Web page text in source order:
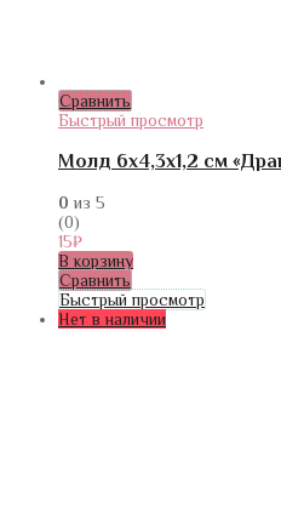
Сравнить
Быстрый просмотр
Молд 6х4,3х1,2 см
0 из 5
(0)
15₽
В корзину
Сравнить
Быстрый просмотр
Нет в наличии